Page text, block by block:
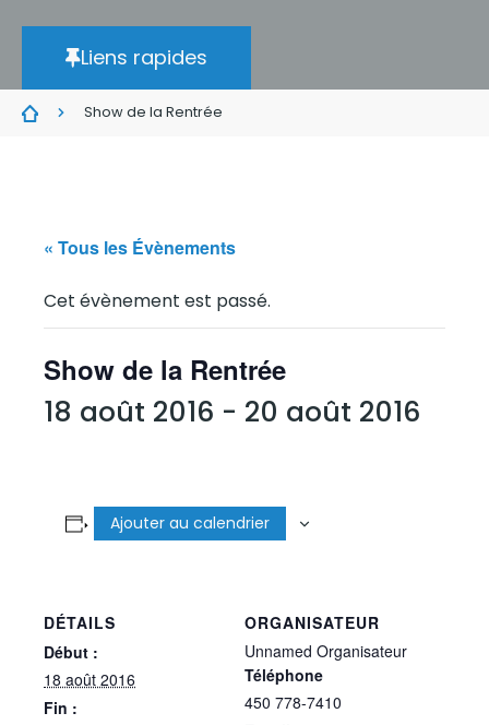
Liens rapides
Show de la Rentrée
« Tous les Évènements
Cet évènement est passé.
Show de la Rentrée
18 août 2016 - 20 août 2016
Ajouter au calendrier
DÉTAILS
Début :
18 août 2016
Fin :
ORGANISATEUR
Unnamed Organisateur
Téléphone
450 778-7410